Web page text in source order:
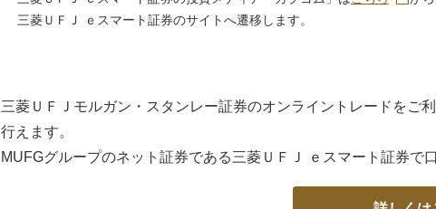
三菱ＵＦＪ ｅスマート証券のサイトへ遷移します。
三菱ＵＦＪモルガン・スタンレー証券のオンライントレードをご
行えます。
MUFGグループのネット証券である三菱ＵＦＪ ｅスマート証券で